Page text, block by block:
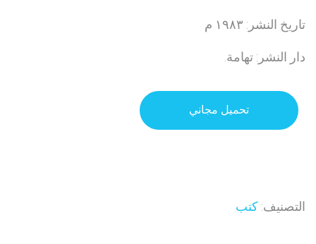
تاريخ النشر: ١٩٨٣ م
دار النشر: تهامة.
تحميل مجاني
التصنيف: كتب